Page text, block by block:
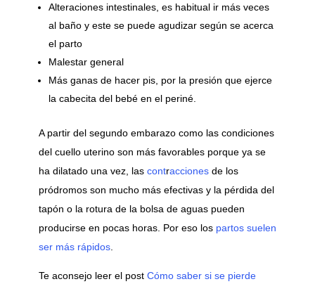
Alteraciones intestinales, es habitual ir más veces
al baño y este se puede agudizar según se acerca
el parto
Malestar general
Más ganas de hacer pis, por la presión que ejerce
la cabecita del bebé en el periné.
A partir del segundo embarazo como las condiciones
del cuello uterino son más favorables porque ya se
ha dilatado una vez, las contraccionesde los
pródromos son mucho más efectivas y la pérdida del
tapón o la rotura de la bolsa de aguas pueden
producirse en pocas horas. Por eso los partos suelen
ser más rápidos.
Te aconsejo leer el post Cómo saber si se pierde